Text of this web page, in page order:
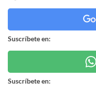
Suscríbete en:
Suscríbete en: